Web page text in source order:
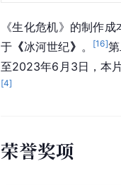
《生化危机》的制作
于 《冰河世纪》 。 [16]
至2023年6月3日，本
[4]
荣誉奖项